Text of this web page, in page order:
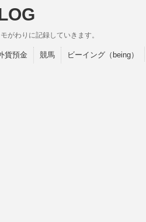
がわりに記録していきます。
貨預金 競馬 ビーイング（being）